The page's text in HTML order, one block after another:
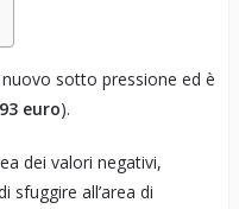
sotto pressione ed è
euro).
dei valori negativi,
sfuggire all’area di